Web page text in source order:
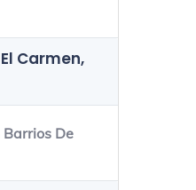
El Carmen,
Barrios De